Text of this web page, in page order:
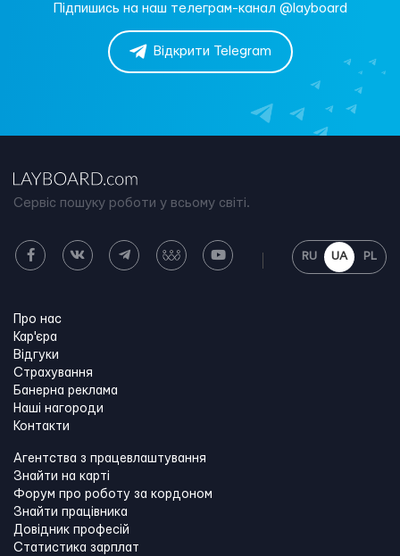
Підпишись на наш телеграм-канал @layboard
Відкрити Telegram
Сервіс пошуку роботи у всьому світі.
RU UA PL
Про нас
Кар'єра
Відгуки
Страхування
Банерна реклама
Наші нагороди
Контакти
Агентства з працевлаштування
Знайти на карті
Форум про роботу за кордоном
Знайти працівника
Довідник професій
Статистика зарплат